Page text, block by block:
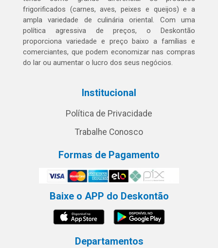
frigorificados (carnes, aves, peixes e queijos) e a
ampla variedade de culinária oriental. Com uma
política agressiva de preços, o Deskontão
proporciona variedade e preço baixo a famílias e
comerciantes, que podem economizar nas compras
do lar ou aumentar o lucro dos seus negócios.
Institucional
Política de Privacidade
Trabalhe Conosco
Formas de Pagamento
Baixe o APP do Deskontão
Departamentos